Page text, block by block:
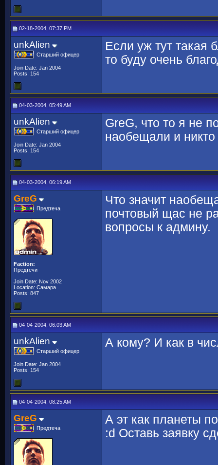
02-18-2004, 07:37 PM
unkAlien
Старший офицер
Join Date: Jan 2004
Posts: 154
Если уж тут такая
то буду очень
04-03-2004, 05:49 AM
unkAlien
Старший офицер
Join Date: Jan 2004
Posts: 154
GreG, что то я не
наобещали и никто
04-03-2004, 06:19 AM
GreG
Предтеча
Faction:
Предтечи
Join Date: Nov 2002
Location: Самара
Posts: 847
Что значит
почтовый щас не
вопросы к админу.
04-04-2004, 06:03 AM
unkAlien
Старший офицер
Join Date: Jan 2004
Posts: 154
А кому? И как в
04-04-2004, 08:25 AM
GreG
Предтеча
А эт как планеты
:d Оставь заявку